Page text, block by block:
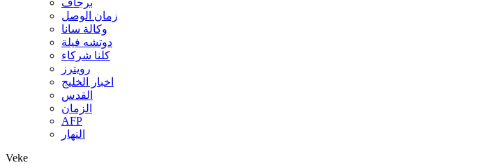
برجاف
زمان الوصل
وکالة سانا
دوتشه فیلة
کلنا شرکاء
رويترز
اخبار الخلیج
القدس
الزمان
AFP
النهار
Veke